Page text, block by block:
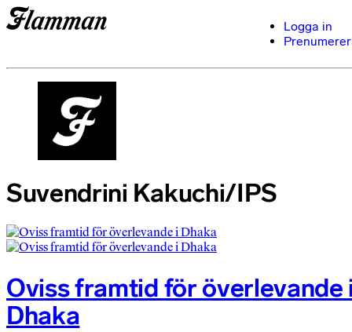
Logga in
Suvendrini Kakuchi/IPS
Oviss framtid för överlevande
Dhaka